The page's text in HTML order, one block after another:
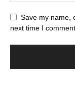
Save my name,
next time I comment.